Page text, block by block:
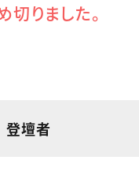
切りました。
登壇者